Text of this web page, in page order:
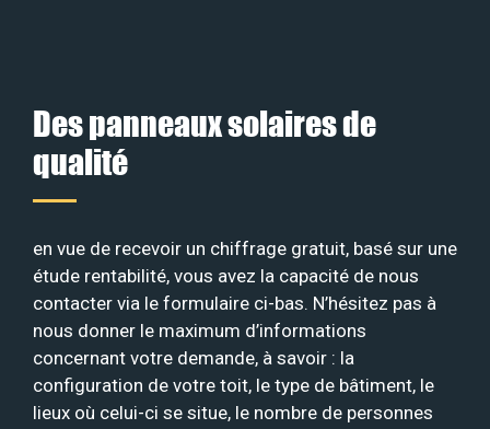
Des panneaux solaires de
qualité
en vue de recevoir un chiffrage gratuit, basé sur une
étude rentabilité, vous avez la capacité de nous
contacter via le formulaire ci-bas. N’hésitez pas à
nous donner le maximum d’informations
concernant votre demande, à savoir : la
configuration de votre toit, le type de bâtiment, le
lieux où celui-ci se situe, le nombre de personnes